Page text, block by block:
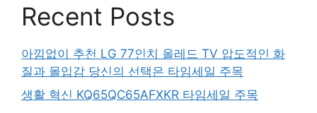
Recent Posts
아낌없이 추천 LG 77인치 올레드 TV 압도적인 화
질과 몰입감 당신의 선택은 타임세일 주목
생활 혁신 KQ65QC65AFXKR 타임세일 주목